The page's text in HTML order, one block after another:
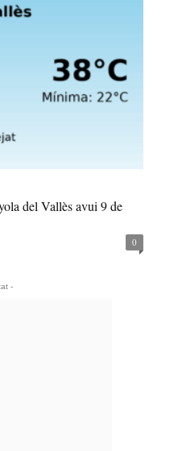
del Vallès avui 9 de
0
-